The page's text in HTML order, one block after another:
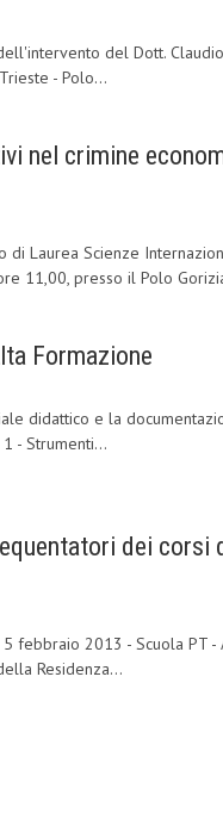
del Dott.
- Polo...
nel crimine
di Laurea Scienze
11,00, presso il Polo
Formazione
didattico e la
- Strumenti...
dei corsi
febbraio 2013 - Scuola PT -
Residenza...